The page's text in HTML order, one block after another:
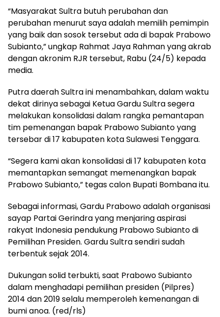
“Masyarakat Sultra butuh perubahan dan
perubahan menurut saya adalah memilih pemimpin
yang baik dan sosok tersebut ada di bapak Prabowo
Subianto,” ungkap Rahmat Jaya Rahman yang akrab
dengan akronim RJR tersebut, Rabu (24/5) kepada
media.
Putra daerah Sultra ini menambahkan, dalam waktu
dekat dirinya sebagai Ketua Gardu Sultra segera
melakukan konsolidasi dalam rangka pemantapan
tim pemenangan bapak Prabowo Subianto yang
tersebar di 17 kabupaten kota Sulawesi Tenggara.
“Segera kami akan konsolidasi di 17 kabupaten kota
memantapkan semangat memenangkan bapak
Prabowo Subianto,” tegas calon Bupati Bombana itu.
Sebagai informasi, Gardu Prabowo adalah organisasi
sayap Partai Gerindra yang menjaring aspirasi
rakyat Indonesia pendukung Prabowo Subianto di
Pemilihan Presiden. Gardu Sultra sendiri sudah
terbentuk sejak 2014.
Dukungan solid terbukti, saat Prabowo Subianto
dalam menghadapi pemilihan presiden (Pilpres)
2014 dan 2019 selalu memperoleh kemenangan di
bumi anoa. (red/rls)